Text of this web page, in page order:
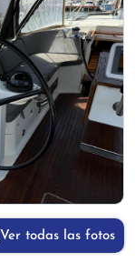
Ver todas las fotos